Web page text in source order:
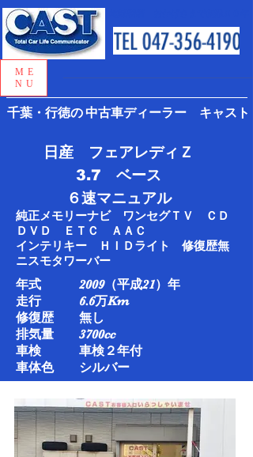
千葉・行徳の中古車ディーラー キャスト
ME
NU
日産 フェアレディＺ
3.7 ベース
​６速マニュアル​
純正メモリーナビ ワンセグＴＶ ＣＤ
ＤＶＤ ＥＴＣ ＡＡＣ
インテリキー ＨＩＤライト 修復歴無
ニスモタワーバー
年式 2009（平成21）年
走行 6.6万Km​
修復歴 無し
排気量 3700cc
車検 車検２年付
車体色 シルバー